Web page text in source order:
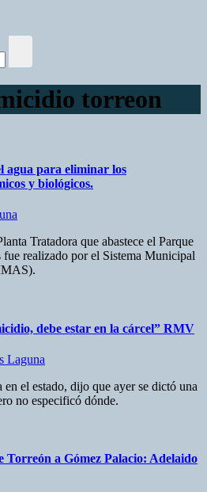
torreon
agua para eliminar los
y biológicos.
Tratadora que abastece el Parque
fue realizado por el Sistema Municipal
debe estar en la cárcel” RMV
Laguna
el estado, dijo que ayer se dictó una
no especificó dónde.
Torreón a Gómez Palacio: Adelaido